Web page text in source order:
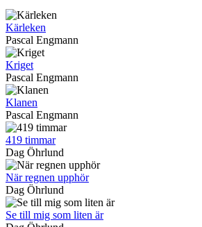
Kärleken
Pascal Engmann
Kriget
Pascal Engmann
Klanen
Pascal Engmann
419 timmar
Dag Öhrlund
När regnen upphör
Dag Öhrlund
Se till mig som liten är